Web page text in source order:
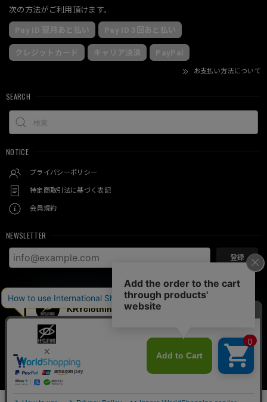
次の方法がご利用頂けます。
Pay ID 翌月あと払い Pay ID 3回あと払い
クレジットカード キャリア決済 PayPal
お支払い方法について
SEARCH
NOTICE
プライバシーポリシー
特定商取引法に基づく表記
会員規約
NEWSLETTER
登録